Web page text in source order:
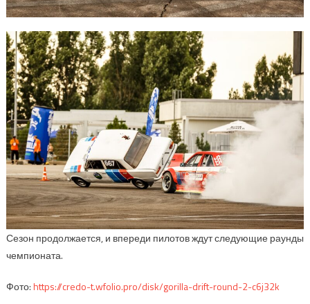
Сезон продолжается, и впереди пилотов ждут следующие раунды
чемпионата.
Фото:https://credo-t.wfolio.pro/disk/gorilla-drift-round-2-c6j32k